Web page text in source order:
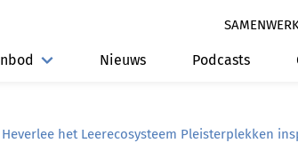
Nieuws Podcasts
het Leerecosysteem Pleisterplekken